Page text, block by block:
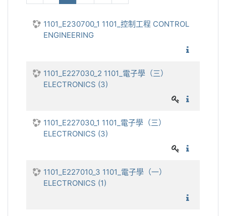
1101_E230700_1 1101_控制工程 CONTROL
ENGINEERING
1101_E227030_2 1101_電子學（三）
ELECTRONICS (3)
1101_E227030_1 1101_電子學（三）
ELECTRONICS (3)
1101_E227010_3 1101_電子學（一）
ELECTRONICS (1)